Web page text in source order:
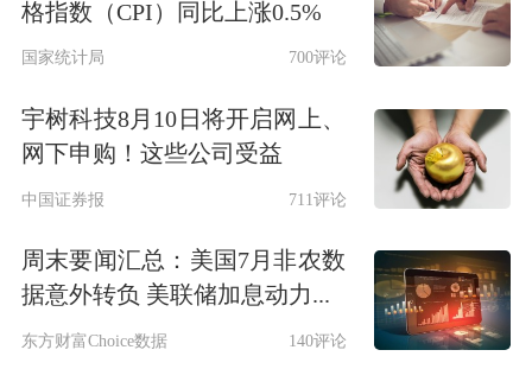
格指数（CPI）同比上涨0.5%
国家统计局 700评论
宇树科技8月10日将开启网上、
网下申购！这些公司受益
中国证券报 711评论
周末要闻汇总：美国7月非农数
据意外转负 美联储加息动力...
东方财富Choice数据 140评论